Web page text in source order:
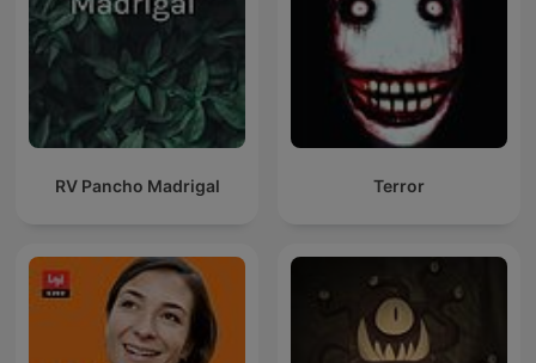
RV Pancho Madrigal Terror